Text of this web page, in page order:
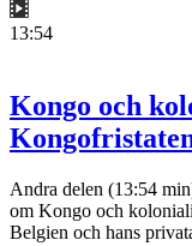
13:54
Kongo och
Andra delen (13:54
om Kongo och
Belgien och hans